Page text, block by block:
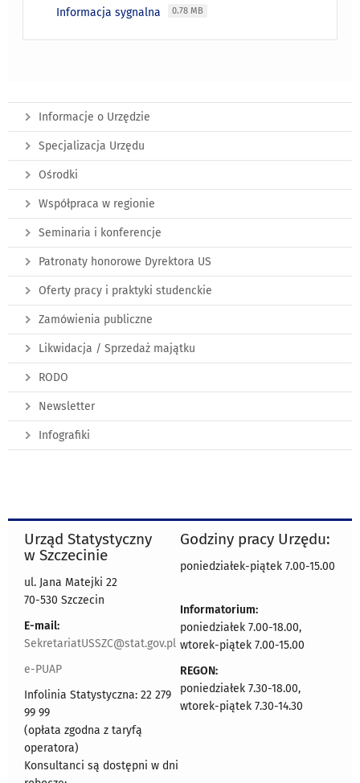
Informacja sygnalna
0.78 MB
Informacje o Urzędzie
Specjalizacja Urzędu
Ośrodki
Współpraca w regionie
Seminaria i konferencje
Patronaty honorowe Dyrektora US
Oferty pracy i praktyki studenckie
Zamówienia publiczne
Likwidacja / Sprzedaż majątku
RODO
Newsletter
Infografiki
Urząd Statystyczny
w Szczecinie
ul. Jana Matejki 22
70-530 Szczecin
E-mail:
SekretariatUSSZC@stat.gov.pl
e-PUAP
Infolinia Statystyczna: 22 279
99 99
(opłata zgodna z taryfą
operatora)
Konsultanci są dostępni w dni
Godziny pracy Urzędu:
poniedziałek-piątek 7.00-15.00
Informatorium:
poniedziałek 7.00-18.00,
wtorek-piątek 7.00-15.00
REGON:
poniedziałek 7.30-18.00,
wtorek-piątek 7.30-14.30